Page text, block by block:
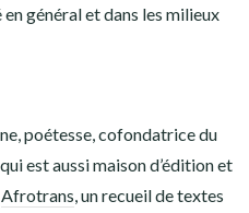
général et dans les milieux
poétesse, cofondatrice du
qui est aussi maison d’édition et
Afrotrans, un recueil de textes